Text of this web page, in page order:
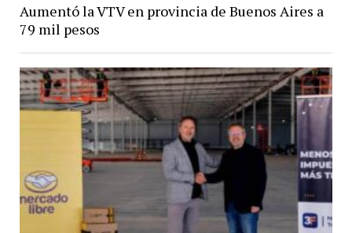
Aumentó la VTV en provincia de Buenos Aires a
79 mil pesos